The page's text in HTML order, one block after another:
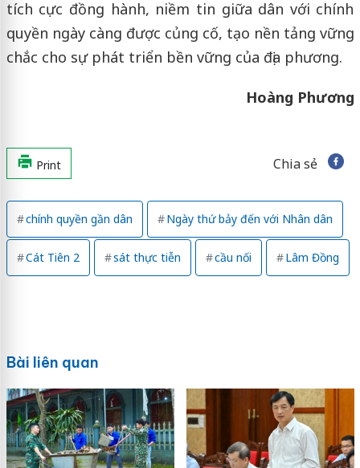
tích cực đồng hành, niềm tin giữa dân với chính
quyền ngày càng được củng cố, tạo nền tảng vững
chắc cho sự phát triển bền vững của địa phương.
Hoàng Phương
Print Chia sẻ
chính quyền gần dân Ngày thứ bảy đến với Nhân dân
Cát Tiên 2 sát thực tiễn cầu nối Lâm Đồng
Bài liên quan